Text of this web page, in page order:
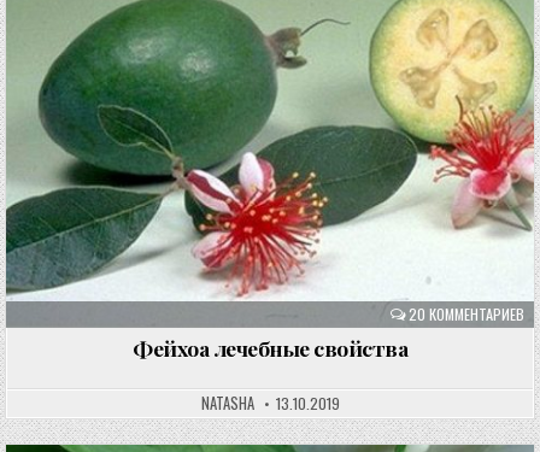
20 КОММЕНТАРИЕВ
Фейхоа лечебные свойства
NATASHA 13.10.2019